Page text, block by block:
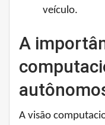
veículo.
A
A visão